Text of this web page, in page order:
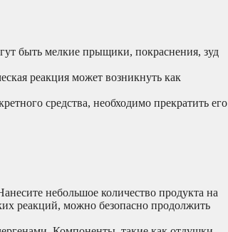
быть мелкие прыщики, покраснения, зуд
реакция может возникнуть как
средства, необходимо прекратить его
небольшое количество продукта на
реакций, можно безопасно продолжить